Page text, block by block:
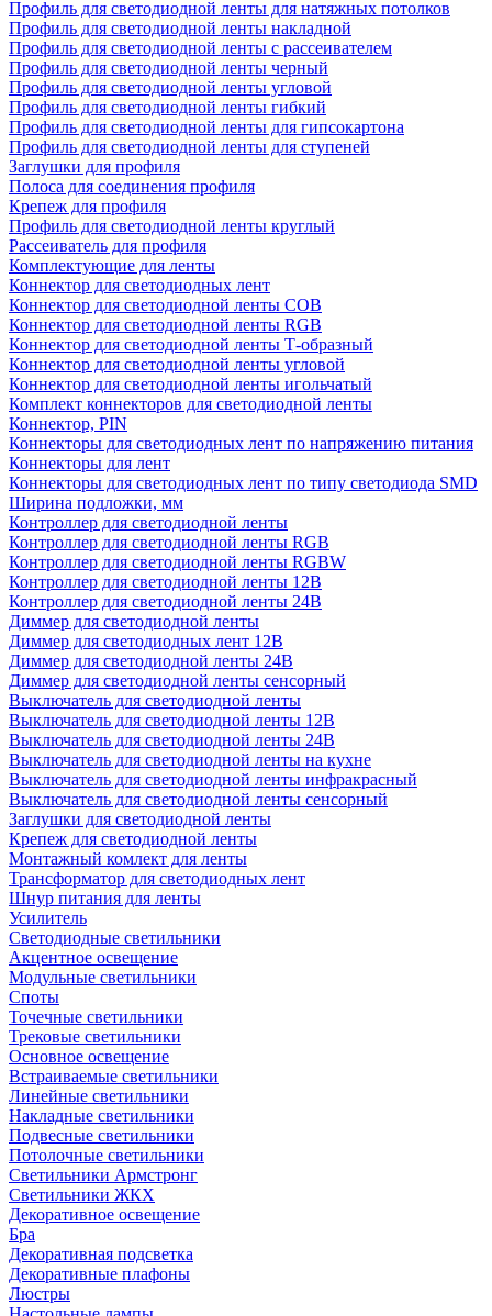
Профиль для светодиодной ленты для натяжных потолков
Профиль для светодиодной ленты накладной
Профиль для светодиодной ленты с рассеивателем
Профиль для светодиодной ленты черный
Профиль для светодиодной ленты угловой
Профиль для светодиодной ленты гибкий
Профиль для светодиодной ленты для гипсокартона
Профиль для светодиодной ленты для ступеней
Заглушки для профиля
Полоса для соединения профиля
Крепеж для профиля
Профиль для светодиодной ленты круглый
Рассеиватель для профиля
Комплектующие для ленты
Коннектор для светодиодных лент
Коннектор для светодиодной ленты COB
Коннектор для светодиодной ленты RGB
Коннектор для светодиодной ленты Т-образный
Коннектор для светодиодной ленты угловой
Коннектор для светодиодной ленты игольчатый
Комплект коннекторов для светодиодной ленты
Коннектор, PIN
Коннекторы для светодиодных лент по напряжению питания
Коннекторы для лент
Коннекторы для светодиодных лент по типу светодиода SMD
Ширина подложки, мм
Контроллер для светодиодной ленты
Контроллер для светодиодной ленты RGB
Контроллер для светодиодной ленты RGBW
Контроллер для светодиодной ленты 12В
Контроллер для светодиодной ленты 24В
Диммер для светодиодной ленты
Диммер для светодиодных лент 12В
Диммер для светодиодной ленты 24В
Диммер для светодиодной ленты сенсорный
Выключатель для светодиодной ленты
Выключатель для светодиодной ленты 12В
Выключатель для светодиодной ленты 24В
Выключатель для светодиодной ленты на кухне
Выключатель для светодиодной ленты инфракрасный
Выключатель для светодиодной ленты сенсорный
Заглушки для светодиодной ленты
Крепеж для светодиодной ленты
Монтажный комлект для ленты
Трансформатор для светодиодных лент
Шнур питания для ленты
Усилитель
Светодиодные светильники
Акцентное освещение
Модульные светильники
Споты
Точечные светильники
Трековые светильники
Основное освещение
Встраиваемые светильники
Линейные светильники
Накладные светильники
Подвесные светильники
Потолочные светильники
Светильники Армстронг
Светильники ЖКХ
Декоративное освещение
Бра
Декоративная подсветка
Декоративные плафоны
Люстры